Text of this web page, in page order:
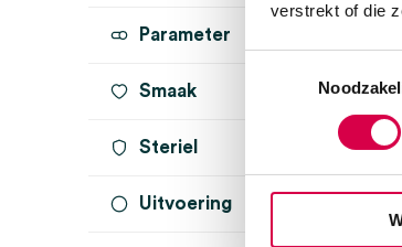
verstrekt of die
Parameter
Smaak
Steriel
onsteriel (1)
Uitvoering